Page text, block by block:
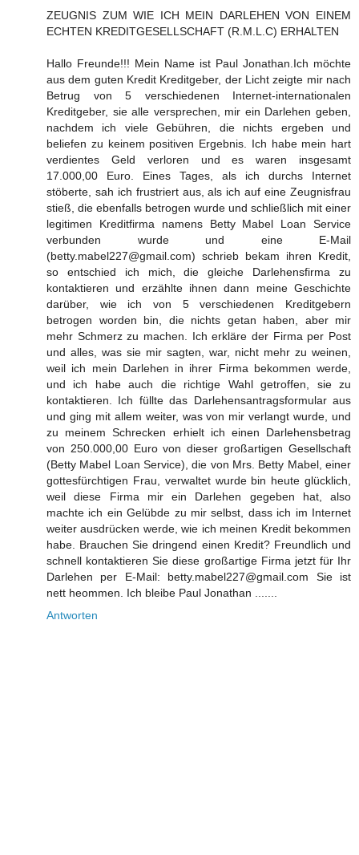
ZEUGNIS ZUM WIE ICH MEIN DARLEHEN VON EINEM
ECHTEN KREDITGESELLSCHAFT (R.M.L.C) ERHALTEN
Hallo Freunde!!! Mein Name ist Paul Jonathan.Ich möchte
aus dem guten Kredit Kreditgeber, der Licht zeigte mir nach
Betrug von 5 verschiedenen Internet-internationalen
Kreditgeber, sie alle versprechen, mir ein Darlehen geben,
nachdem ich viele Gebühren, die nichts ergeben und
beliefen zu keinem positiven Ergebnis. Ich habe mein hart
verdientes Geld verloren und es waren insgesamt
17.000,00 Euro. Eines Tages, als ich durchs Internet
stöberte, sah ich frustriert aus, als ich auf eine Zeugnisfrau
stieß, die ebenfalls betrogen wurde und schließlich mit einer
legitimen Kreditfirma namens Betty Mabel Loan Service
verbunden wurde und eine E-Mail
(betty.mabel227@gmail.com) schrieb bekam ihren Kredit,
so entschied ich mich, die gleiche Darlehensfirma zu
kontaktieren und erzählte ihnen dann meine Geschichte
darüber, wie ich von 5 verschiedenen Kreditgebern
betrogen worden bin, die nichts getan haben, aber mir
mehr Schmerz zu machen. Ich erkläre der Firma per Post
und alles, was sie mir sagten, war, nicht mehr zu weinen,
weil ich mein Darlehen in ihrer Firma bekommen werde,
und ich habe auch die richtige Wahl getroffen, sie zu
kontaktieren. Ich füllte das Darlehensantragsformular aus
und ging mit allem weiter, was von mir verlangt wurde, und
zu meinem Schrecken erhielt ich einen Darlehensbetrag
von 250.000,00 Euro von dieser großartigen Gesellschaft
(Betty Mabel Loan Service), die von Mrs. Betty Mabel, einer
gottesfürchtigen Frau, verwaltet wurde bin heute glücklich,
weil diese Firma mir ein Darlehen gegeben hat, also
machte ich ein Gelübde zu mir selbst, dass ich im Internet
weiter ausdrücken werde, wie ich meinen Kredit bekommen
habe. Brauchen Sie dringend einen Kredit? Freundlich und
schnell kontaktieren Sie diese großartige Firma jetzt für Ihr
Darlehen per E-Mail: betty.mabel227@gmail.com Sie ist
nett heommen. Ich bleibe Paul Jonathan .......
Antworten